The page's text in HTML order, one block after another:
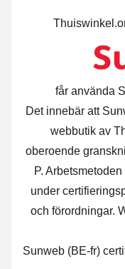
får använda
Det innebär att
webbutik av
oberoende
P.
under
och förordningar.
Sunweb (BE-fr)